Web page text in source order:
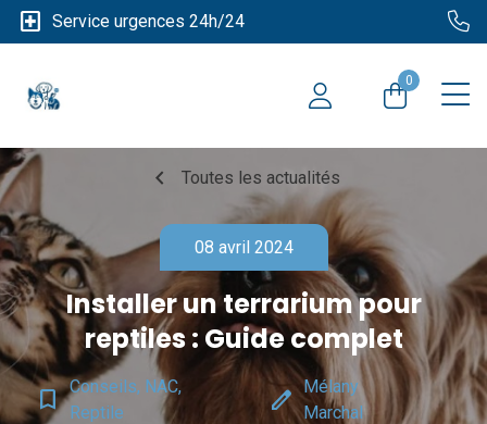
local_hospital Service urgences 24h/24
0
chevron_left Toutes les actualités
08 avril 2024
Installer un terrarium pour
reptiles : Guide complet
bookmark_border Conseils, NAC,
Reptile
edit Mélany
Marchal